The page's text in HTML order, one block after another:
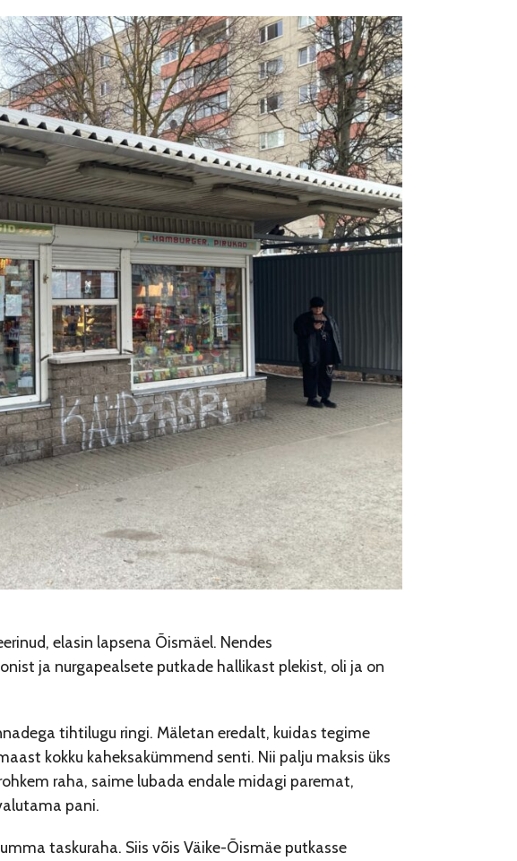
elasin lapsena Õismäel. Nendes
ja nurgapealsete putkade hallikast plekist, oli ja on
tihtilugu ringi. Mäletan eredalt, kuidas tegime
kokku kaheksakümmend senti. Nii palju maksis üks
raha, saime lubada endale midagi paremat,
pani.
taskuraha. Siis võis Väike-Õismäe putkasse